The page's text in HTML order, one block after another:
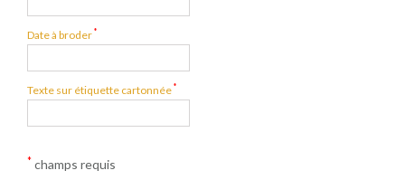
Date à broder*
Texte sur étiquette cartonnée*
* champs requis